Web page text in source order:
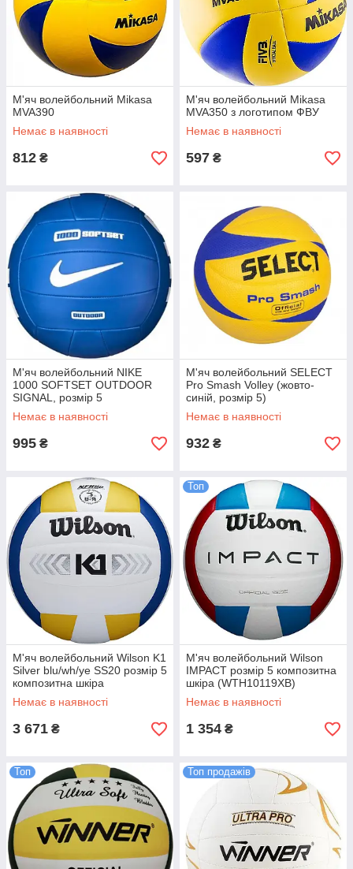
М'яч волейбольний Mikasa
MVA390
Немає в наявності
812 ₴
М'яч волейбольний Mikasa
MVA350 з логотипом ФВУ
Немає в наявності
597 ₴
М'яч волейбольний NIKE
1000 SOFTSET OUTDOOR
SIGNAL, розмір 5
Немає в наявності
995 ₴
М'яч волейбольний SELECT
Pro Smash Volley (жовто-
синій, розмір 5)
Немає в наявності
932 ₴
М'яч волейбольний Wilson K1
Silver blu/wh/ye SS20 розмір 5
композитна шкіра
(WTH1895B2XB)
Немає в наявності
3 671 ₴
Топ
М'яч волейбольний Wilson
IMPACT розмір 5 композитна
шкіра (WTH10119XB)
Немає в наявності
1 354 ₴
Топ Топ продажів